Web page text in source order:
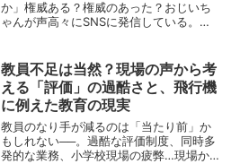
か」権威ある？権威のあった？おじいち
ゃんが声高々にSNSに発信している。そ
れているのに、学校は学力向上に本気に
ならず、家庭や塾に委ね...
教員不足は当然？現場の声から考
える「評価」の過酷さと、飛行機
に例えた教育の現実
教員のなり手が減るのは「当たり前」か
もしれない──。過酷な評価制度、同時多
発的な業務、小学校現場の疲弊…現場か